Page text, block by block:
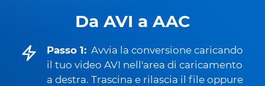
Da AVI a AAC
Passo 1: Avvia la conversione caricando
il tuo video AVI nell'area di caricamento
a destra. Trascina e rilascia il file oppure